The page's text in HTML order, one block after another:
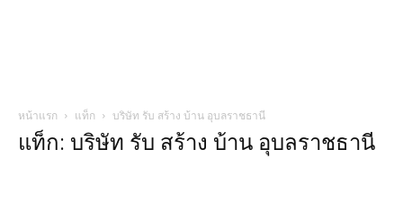
หน้าแรก แท็ก บริษัท รับ สร้าง บ้าน อุบลราชธานี
แท็ก: บริษัท รับ สร้าง บ้าน อุบลราชธานี